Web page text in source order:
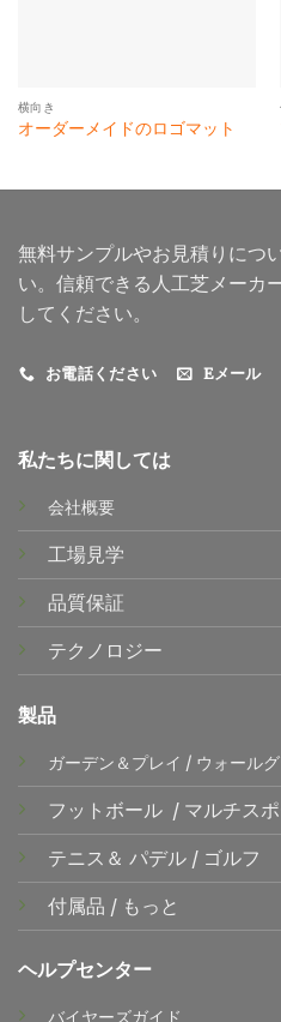
横向き
オーダーメイドのロゴマット
無料サンプルやお見積りにつ
い。信頼できる人工芝メーカ
してください。
お電話ください Eメール
私たちに関しては
会社概要
工場見学
品質保証
テクノロジー
製品
ガーデン＆プレイ / ウォール
フットボール / マルチス
テニス＆ パデル / ゴルフ
付属品 / もっと
ヘルプセンター
バイヤーズガイド